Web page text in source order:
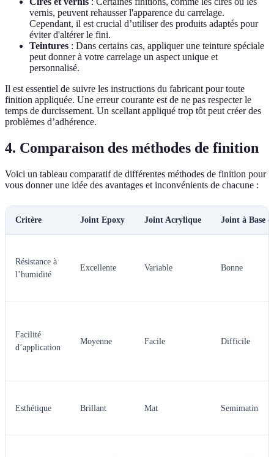
vernis, peuvent rehausser l'apparence du carrelage.
Cependant, il est crucial d’utiliser des produits adaptés pour
éviter d'altérer le fini.
Teintures : Dans certains cas, appliquer une teinture spéciale
peut donner à votre carrelage un aspect unique et
personnalisé.
Il est essentiel de suivre les instructions du fabricant pour toute
finition appliquée. Une erreur courante est de ne pas respecter le
temps de durcissement. Un scellant appliqué trop tôt peut créer des
problèmes d’adhérence.
4. Comparaison des méthodes de finition
Voici un tableau comparatif de différentes méthodes de finition pour
vous donner une idée des avantages et inconvénients de chacune :
Critère Joint Epoxy Joint Acrylique Joint à Base
Résistance à
l’humidité
Excellente Variable Bonne
Facilité
d’application
Moyenne Facile Difficile
Esthétique Brillant Mat Semimatin